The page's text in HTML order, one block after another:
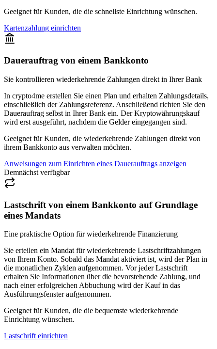
Geeignet für Kunden, die die schnellste Einrichtung wünschen.
Kartenzahlung einrichten
Dauerauftrag von einem Bankkonto
Sie kontrollieren wiederkehrende Zahlungen direkt in Ihrer Bank
In crypto4me erstellen Sie einen Plan und erhalten Zahlungsdetails,
einschließlich der Zahlungsreferenz. Anschließend richten Sie den
Dauerauftrag selbst in Ihrer Bank ein. Der Kryptowährungskauf
wird erst ausgeführt, nachdem die Gelder eingegangen sind.
Geeignet für Kunden, die wiederkehrende Zahlungen direkt von
ihrem Bankkonto aus verwalten möchten.
Anweisungen zum Einrichten eines Dauerauftrags anzeigen
Demnächst verfügbar
Lastschrift von einem Bankkonto auf Grundlage
eines Mandats
Eine praktische Option für wiederkehrende Finanzierung
Sie erteilen ein Mandat für wiederkehrende Lastschriftzahlungen
von Ihrem Konto. Sobald das Mandat aktiviert ist, wird der Plan in
die monatlichen Zyklen aufgenommen. Vor jeder Lastschrift
erhalten Sie Informationen über die bevorstehende Zahlung, und
nach einer erfolgreichen Abbuchung wird der Kauf in das
Ausführungsfenster aufgenommen.
Geeignet für Kunden, die die bequemste wiederkehrende
Einrichtung wünschen.
Lastschrift einrichten